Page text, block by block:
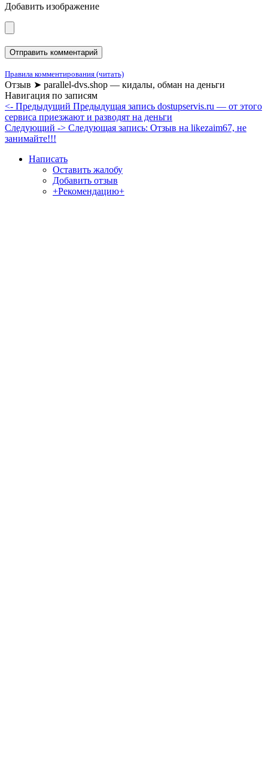
Добавить изображение
Правила комментирования (читать)
Отзыв ➤ parallel-dvs.shop — кидалы, обман на деньги
Навигация по записям
<- Предыдущий Предыдущая запись dostupservis.ru — от этого
сервиса приезжают и разводят на деньги
Следующий -> Следующая запись: Отзыв на likezaim67, не
занимайте!!!
Написать
Оставить жалобу
Добавить отзыв
+Рекомендацию+